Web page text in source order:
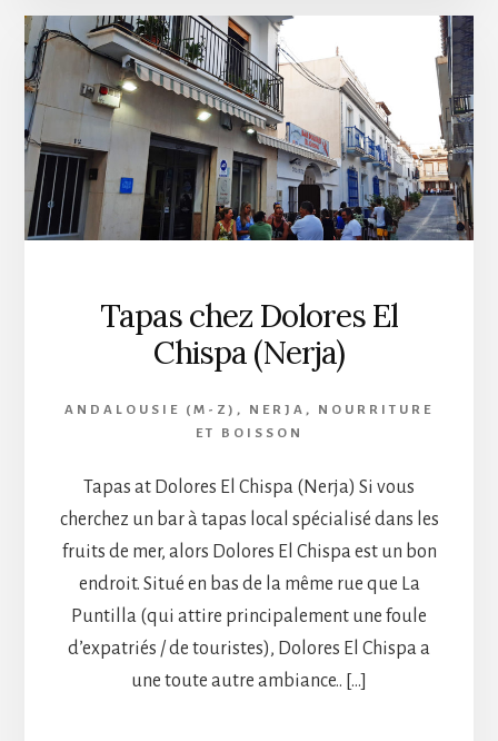
Tapas chez Dolores El
Chispa (Nerja)
ANDALOUSIE (M-Z) , NERJA , NOURRITURE
ET BOISSON
Tapas at Dolores El Chispa (Nerja) Si vous
cherchez un bar à tapas local spécialisé dans les
fruits de mer, alors Dolores El Chispa est un bon
endroit. Situé en bas de la même rue que La
Puntilla (qui attire principalement une foule
d’expatriés / de touristes), Dolores El Chispa a
une toute autre ambiance.. […]